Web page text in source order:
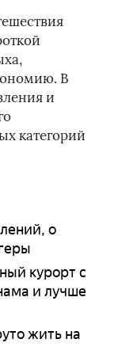
В
и
категорий
о
курорт с
и лучше
жить на